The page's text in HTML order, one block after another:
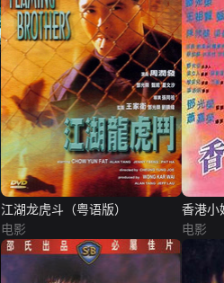
江湖龙虎斗（粤语版）
电影
香港小
电影